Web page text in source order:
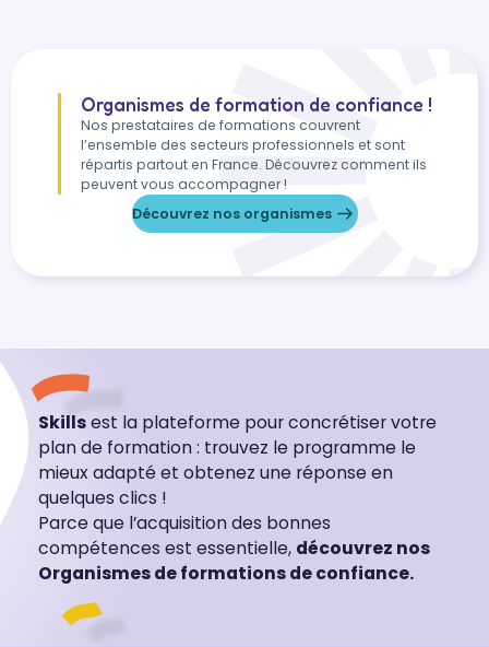
Organismes de formation de confiance !
Nos prestataires de formations couvrent
l’ensemble des secteurs professionnels et sont
répartis partout en France. Découvrez comment ils
peuvent vous accompagner !
Découvrez nos organismes
Skillsest la plateforme pour concrétiser votre
plan de formation : trouvez le programme le
mieux adapté et obtenez une réponse en
quelques clics !
Parce que l’acquisition des bonnes
compétences est essentielle, découvrez nos
Organismes de formations de confiance.